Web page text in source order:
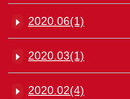
2020.06(1)
2020.03(1)
2020.02(4)